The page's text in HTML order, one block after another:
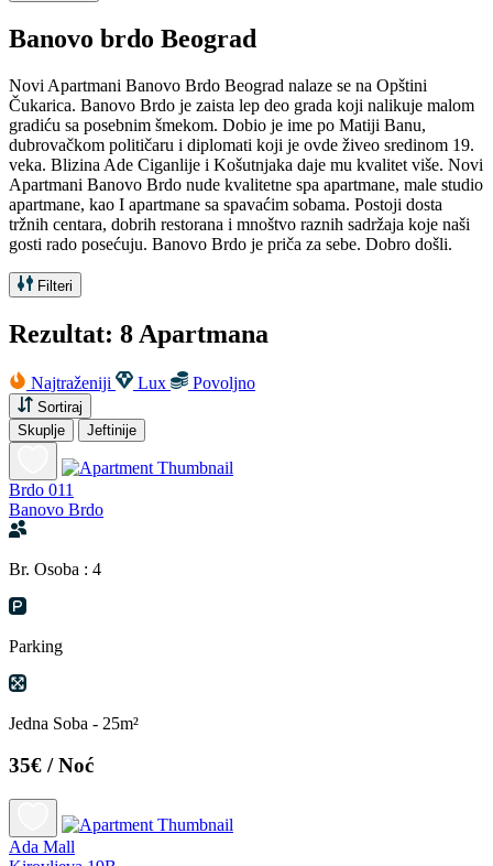
Banovo brdo Beograd
Novi Apartmani Banovo Brdo Beograd nalaze se na Opštini
Čukarica. Banovo Brdo je zaista lep deo grada koji nalikuje malom
gradiću sa posebnim šmekom. Dobio je ime po Matiji Banu,
dubrovačkom političaru i diplomati koji je ovde živeo sredinom 19.
veka. Blizina Ade Ciganlije i Košutnjaka daje mu kvalitet više. Novi
Apartmani Banovo Brdo nude kvalitetne spa apartmane, male studio
apartmane, kao I apartmane sa spavaćim sobama. Postoji dosta
tržnih centara, dobrih restorana i mnoštvo raznih sadržaja koje naši
gosti rado posećuju. Banovo Brdo je priča za sebe. Dobro došli.
Filteri
Rezultat: 8 Apartmana
Najtraženiji Lux Povoljno
Sortiraj
Skuplje
Jeftinije
Brdo 011
Banovo Brdo
Br. Osoba : 4
Parking
Jedna Soba - 25m²
35€ / Noć
Ada Mall